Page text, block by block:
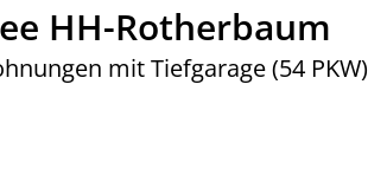
HH-Rotherbaum
mit Tiefgarage (54 PKW)